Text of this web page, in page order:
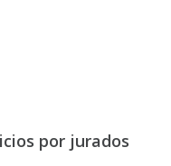
por jurados